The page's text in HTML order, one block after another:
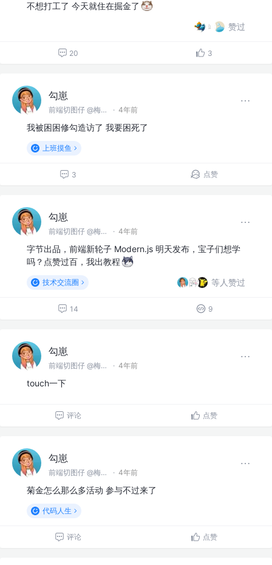
不想打工了 今天就住在掘金了
赞过
20 3
勾崽
前端切图仔 @梅有公司 · 4年前
我被困困修勾造访了 我要困死了
上班摸鱼
3 点赞
勾崽
前端切图仔 @梅有公司 · 4年前
字节出品，前端新轮子 Modern.js 明天发布，宝子们想学
吗？点赞过百，我出教程
技术交流圈 等人赞过
14 9
勾崽
前端切图仔 @梅有公司 · 4年前
touch一下
评论 点赞
勾崽
前端切图仔 @梅有公司 · 4年前
菊金怎么那么多活动 参与不过来了
代码人生
评论 点赞